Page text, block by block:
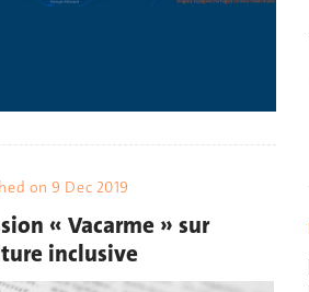
on9 Dec 2019
« Vacarme » sur
inclusive